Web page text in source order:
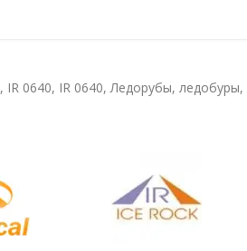
, IR 0640, IR 0640, Ледорубы, ледобуры,